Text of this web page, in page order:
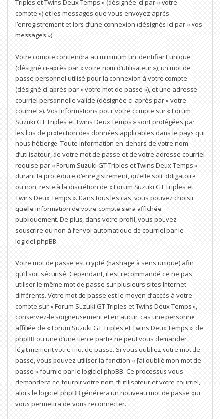
Triples et Twins Deux Temps » (désignée ici par « votre
compte ») et les messages que vous envoyez après
l’enregistrement et lors d’une connexion (désignés ici par « vos
messages »).
Votre compte contiendra au minimum un identifiant unique
(désigné ci-après par « votre nom d’utilisateur »), un mot de
passe personnel utilisé pour la connexion à votre compte
(désigné ci-après par « votre mot de passe »), et une adresse
courriel personnelle valide (désignée ci-après par « votre
courriel »). Vos informations pour votre compte sur « Forum
Suzuki GT Triples et Twins Deux Temps » sont protégées par
les lois de protection des données applicables dans le pays qui
nous héberge. Toute information en-dehors de votre nom
d’utilisateur, de votre mot de passe et de votre adresse courriel
requise par « Forum Suzuki GT Triples et Twins Deux Temps »
durant la procédure d’enregistrement, qu’elle soit obligatoire
ou non, reste à la discrétion de « Forum Suzuki GT Triples et
Twins Deux Temps ». Dans tous les cas, vous pouvez choisir
quelle information de votre compte sera affichée
publiquement. De plus, dans votre profil, vous pouvez
souscrire ou non à l’envoi automatique de courriel par le
logiciel phpBB.
Votre mot de passe est crypté (hashage à sens unique) afin
qu’il soit sécurisé. Cependant, il est recommandé de ne pas
utiliser le même mot de passe sur plusieurs sites Internet
différents. Votre mot de passe est le moyen d’accès à votre
compte sur « Forum Suzuki GT Triples et Twins Deux Temps »,
conservez-le soigneusement et en aucun cas une personne
affiliée de « Forum Suzuki GT Triples et Twins Deux Temps », de
phpBB ou une d’une tierce partie ne peut vous demander
légitimement votre mot de passe. Si vous oubliez votre mot de
passe, vous pouvez utiliser la fonction « J’ai oublié mon mot de
passe » fournie par le logiciel phpBB. Ce processus vous
demandera de fournir votre nom d’utilisateur et votre courriel,
alors le logiciel phpBB générera un nouveau mot de passe qui
vous permettra de vous reconnecter.